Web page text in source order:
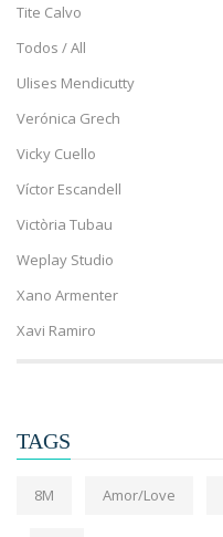
Tite Calvo
Todos / All
Ulises Mendicutty
Verónica Grech
Vicky Cuello
Víctor Escandell
Victòria Tubau
Weplay Studio
Xano Armenter
Xavi Ramiro
TAGS
8M Amor/Love